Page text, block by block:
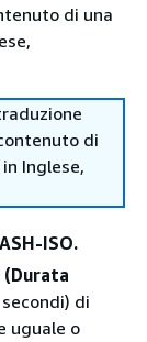
di una
di
Inglese,
ISO.
di
uguale o